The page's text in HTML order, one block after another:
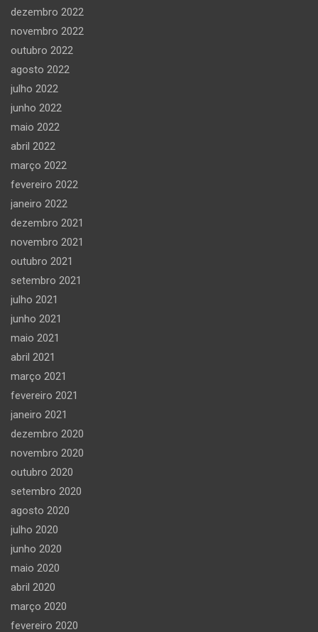
dezembro 2022
novembro 2022
outubro 2022
agosto 2022
julho 2022
junho 2022
maio 2022
abril 2022
março 2022
fevereiro 2022
janeiro 2022
dezembro 2021
novembro 2021
outubro 2021
setembro 2021
julho 2021
junho 2021
maio 2021
abril 2021
março 2021
fevereiro 2021
janeiro 2021
dezembro 2020
novembro 2020
outubro 2020
setembro 2020
agosto 2020
julho 2020
junho 2020
maio 2020
abril 2020
março 2020
fevereiro 2020